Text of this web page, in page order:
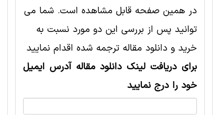
در همین صفحه قابل مشاهده است. شما می
توانید پس از بررسی این دو مورد نسبت به
خرید و دانلود مقاله ترجمه شده اقدام نمایید
برای دریافت لینک دانلود مقاله آدرس ایمیل
خود را درج نمایید